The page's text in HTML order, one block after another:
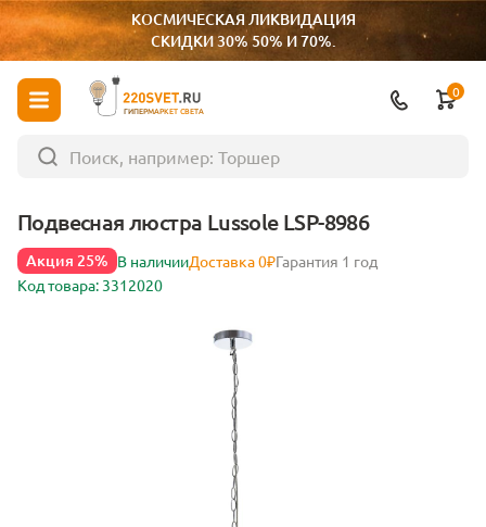
КОСМИЧЕСКАЯ ЛИКВИДАЦИЯ
СКИДКИ 30% 50% И 70%.
ГИПЕРМАРКЕТ СВЕТА
0
Подвесная люстра Lussole LSP-8986
Акция 25% В наличииДоставка 0₽Гарантия 1 год
Код товара: 3312020